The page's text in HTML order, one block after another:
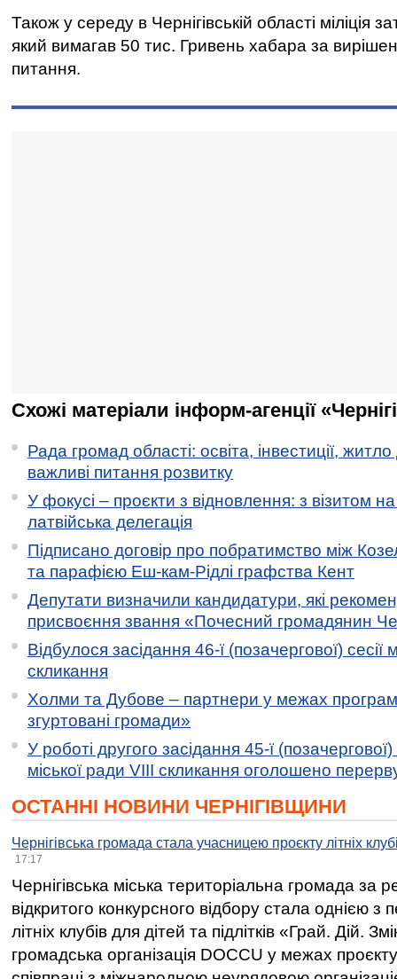
Також у середу в Чернігівській області міліція
який вимагав 50 тис. Гривень хабара за
питання.
Схожі матеріали інформ-агенції
Рада громад області: освіта, інвестиції,
важливі питання розвитку
У фокусі – проєкти з відновлення: з візитом
латвійська делегація
Підписано договір про побратимство між
та парафією Еш-кам-Рідлі графства Кент
Депутати визначили кандидатури, які
присвоєння звання «Почесний громадянин
Відбулося засідання 46-ї (позачергової) сесії
скликання
Холми та Дубове – партнери у межах
згуртовані громади»
У роботі другого засідання 45-ї (позачергової)
міської ради VIII скликання оголошено
ОСТАННІ НОВИНИ ЧЕРНІГІВЩИНИ
Чернігівська громада стала учасницею проєкту літніх
17:17
Чернігівська міська територіальна громада за
відкритого конкурсного відбору стала однією
літніх клубів для дітей та підлітків «Грай. Дій.
громадська організація DOCCU у межах